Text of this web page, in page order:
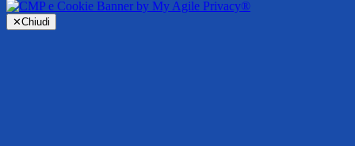
✕Chiudi